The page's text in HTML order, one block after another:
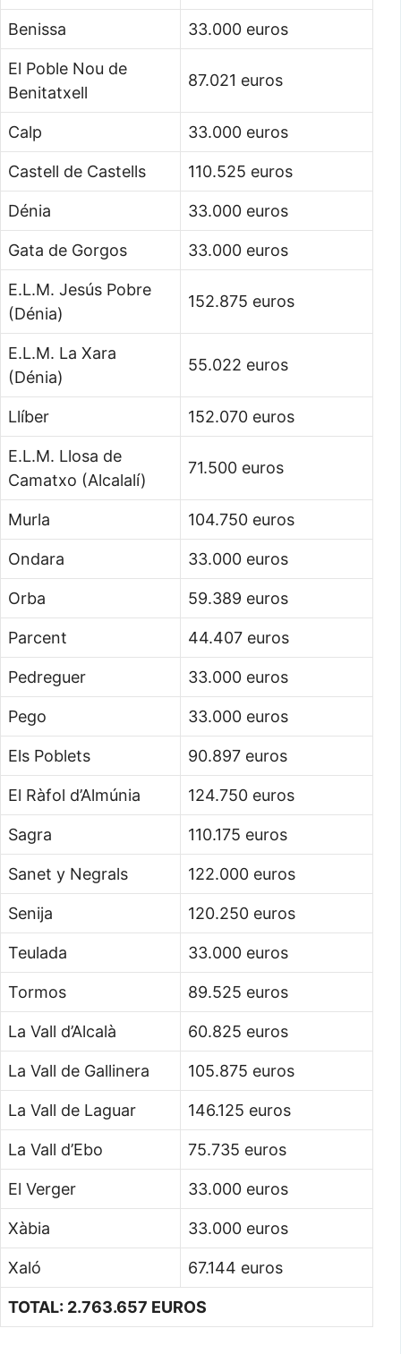
Benissa 33.000 euros
El Poble Nou de
Benitatxell
87.021 euros
Calp 33.000 euros
Castell de Castells 110.525 euros
Dénia 33.000 euros
Gata de Gorgos 33.000 euros
E.L.M. Jesús Pobre
(Dénia)
152.875 euros
E.L.M. La Xara
(Dénia)
55.022 euros
Llíber 152.070 euros
E.L.M. Llosa de
Camatxo (Alcalalí)
71.500 euros
Murla 104.750 euros
Ondara 33.000 euros
Orba 59.389 euros
Parcent 44.407 euros
Pedreguer 33.000 euros
Pego 33.000 euros
Els Poblets 90.897 euros
El Ràfol d’Almúnia 124.750 euros
Sagra 110.175 euros
Sanet y Negrals 122.000 euros
Senija 120.250 euros
Teulada 33.000 euros
Tormos 89.525 euros
La Vall d’Alcalà 60.825 euros
La Vall de Gallinera 105.875 euros
La Vall de Laguar 146.125 euros
La Vall d’Ebo 75.735 euros
El Verger 33.000 euros
Xàbia 33.000 euros
Xaló 67.144 euros
TOTAL: 2.763.657 EUROS